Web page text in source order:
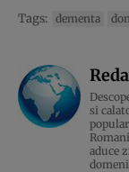
Tags: dementa
si
aduce